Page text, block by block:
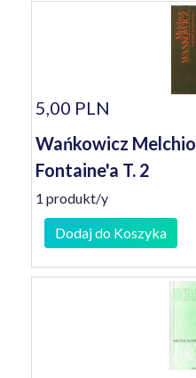
5,00 PLN
Wańkowicz
Fontaine'a T. 2
1 produkt/y
Dodaj do Koszyka